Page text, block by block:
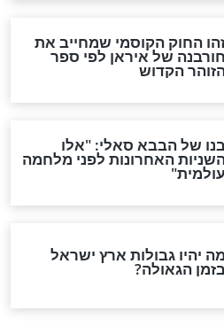
לחשב את הקץ?
בימות המשיח?
תהיה אפיקורסות
גדולה מאוד של